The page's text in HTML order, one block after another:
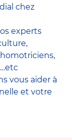
chez
experts
vous aider à
et votre